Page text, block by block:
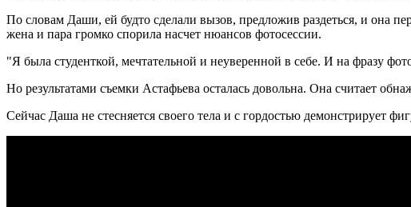
По словам Даши, ей будто сделали вызов, предложив раздеться, и она
жена и пара громко спорила насчет нюансов фотосессии.
"Я была студенткой, мечтательной и неуверенной в себе. И на фразу
Но результатами съемки Астафьева осталась довольна. Она считает
Сейчас Даша не стесняется своего тела и с гордостью демонстрирует